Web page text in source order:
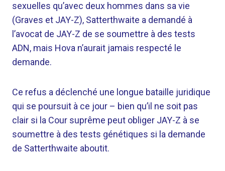
sexuelles qu’avec deux hommes dans sa vie
(Graves et JAY-Z), Satterthwaite a demandé à
l’avocat de JAY-Z de se soumettre à des tests
ADN, mais Hova n’aurait jamais respecté le
demande.
Ce refus a déclenché une longue bataille juridique
qui se poursuit à ce jour – bien qu’il ne soit pas
clair si la Cour suprême peut obliger JAY-Z à se
soumettre à des tests génétiques si la demande
de Satterthwaite aboutit.